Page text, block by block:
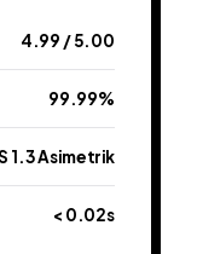
4.99 / 5.00
99.99%
1.3 Asimetrik
< 0.02s